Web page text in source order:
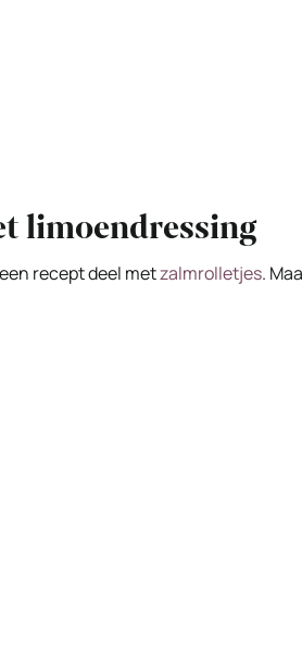
limoendressing
recept deel metzalmrolletjes.